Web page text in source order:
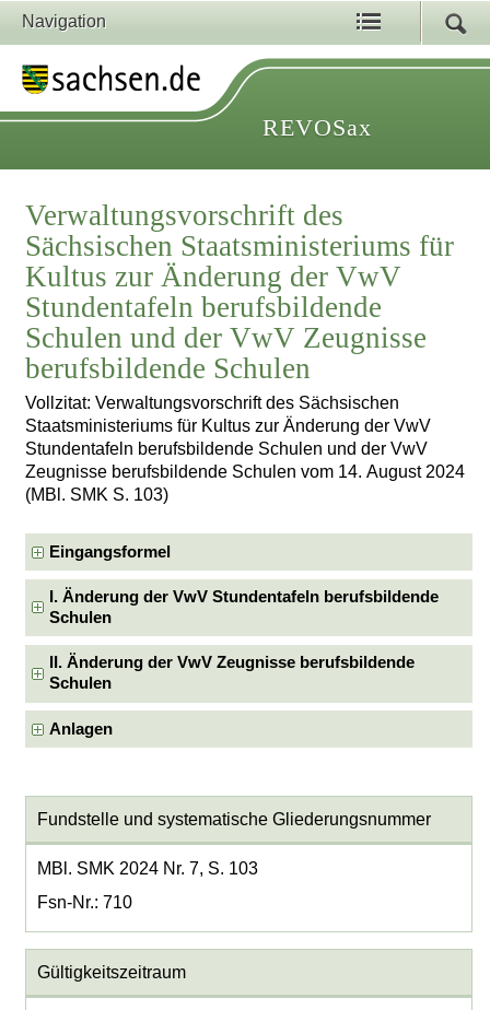
Navigation
REVOSax
Verwaltungsvorschrift des
Sächsischen Staatsministeriums für
Kultus zur Änderung der VwV
Stundentafeln berufsbildende
Schulen und der VwV Zeugnisse
berufsbildende Schulen
Vollzitat: Verwaltungsvorschrift des Sächsischen
Staatsministeriums für Kultus zur Änderung der VwV
Stundentafeln berufsbildende Schulen und der VwV
Zeugnisse berufsbildende Schulen vom 14. August 2024
(MBl. SMK S. 103)
Eingangsformel
I. Änderung der VwV Stundentafeln berufsbildende
Schulen
II. Änderung der VwV Zeugnisse berufsbildende
Schulen
Anlagen
Fundstelle und systematische Gliederungsnummer
MBl. SMK 2024 Nr. 7, S. 103
Fsn-Nr.: 710
Gültigkeitszeitraum